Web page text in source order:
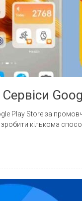
Play Store за
кількома